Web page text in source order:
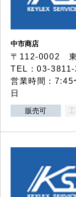
中市商店
〒112-0002 東
TEL：03-
営業時間：7:45
日
販売可